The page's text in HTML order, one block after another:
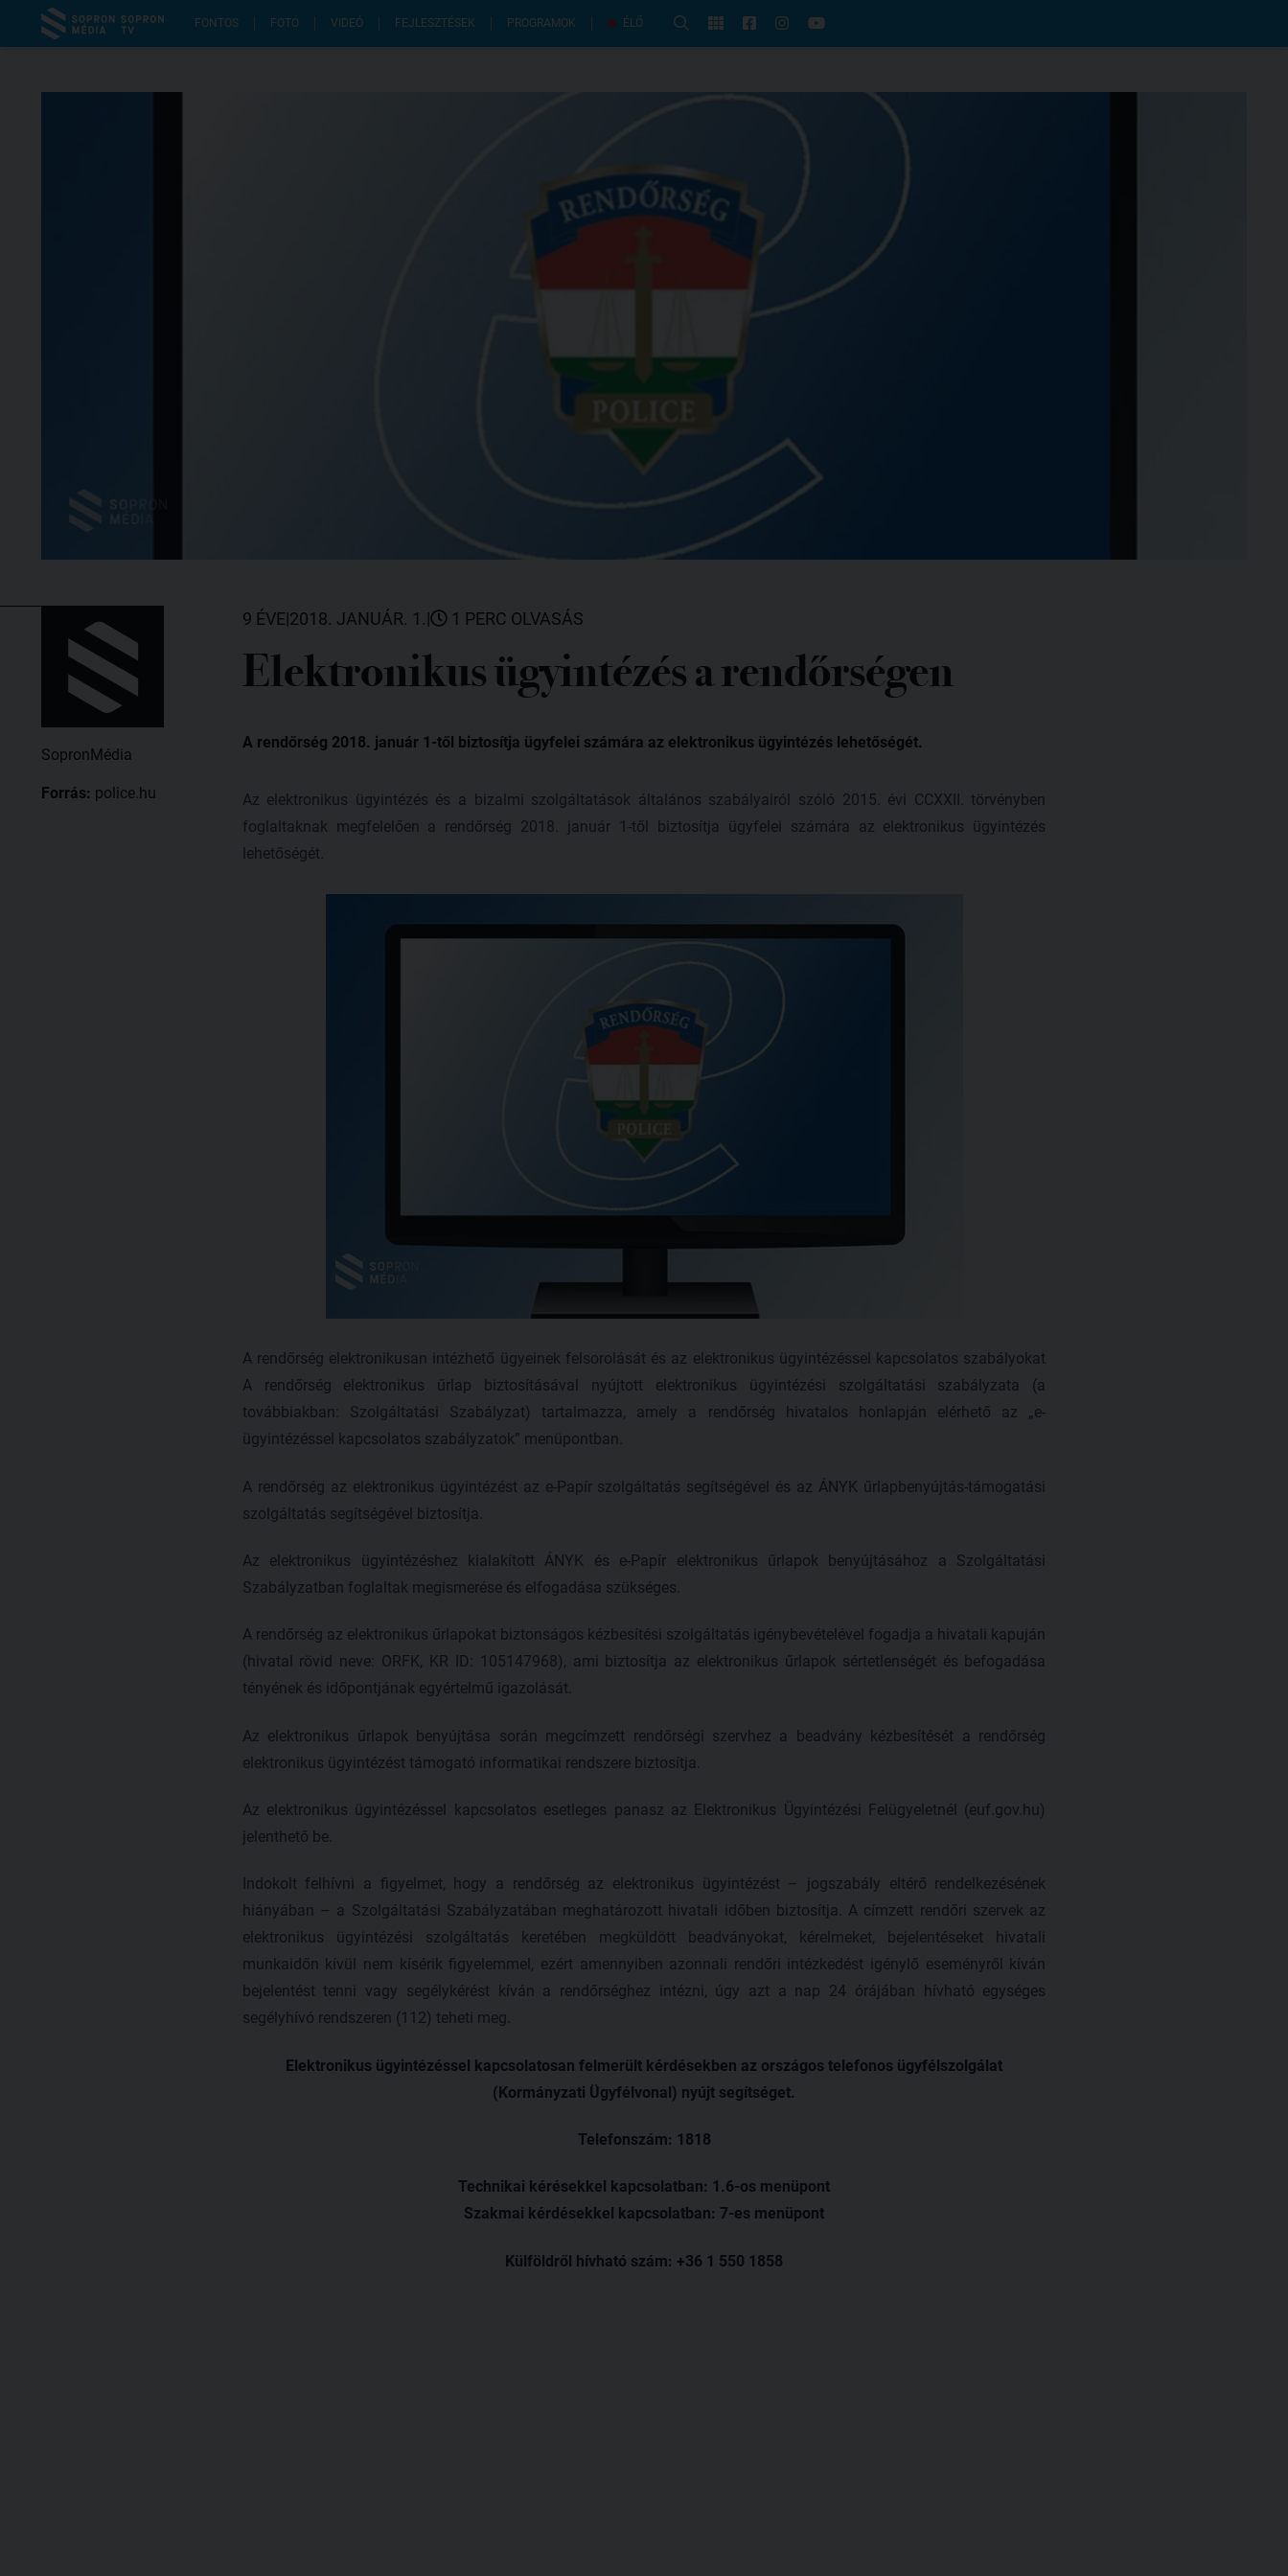
FONTOS FOTÓ VIDEÓ FEJLESZTÉSEK PROGRAMOK ÉLŐ
SopronMédia
Forrás: police.hu
9 ÉVE|2018. JANUÁR. 1.| 1 PERC OLVASÁS
Elektronikus ügyintézés a rendőrségen
A rendőrség 2018. január 1-től biztosítja ügyfelei számára az elektronikus ügyintézés lehetőségét.
Az elektronikus ügyintézés és a bizalmi szolgáltatások általános szabályairól szóló 2015. évi CCXXII. törvényben
foglaltaknak megfelelően a rendőrség 2018. január 1-től biztosítja ügyfelei számára az elektronikus ügyintézés
lehetőségét.
A rendőrség elektronikusan intézhető ügyeinek felsorolását és az elektronikus ügyintézéssel kapcsolatos szabályokat
A rendőrség elektronikus űrlap biztosításával nyújtott elektronikus ügyintézési szolgáltatási szabályzata (a
továbbiakban: Szolgáltatási Szabályzat) tartalmazza, amely a rendőrség hivatalos honlapján elérhető az „e-
ügyintézéssel kapcsolatos szabályzatok” menüpontban.
A rendőrség az elektronikus ügyintézést az e-Papír szolgáltatás segítségével és az ÁNYK űrlapbenyújtás-támogatási
szolgáltatás segítségével biztosítja.
Az elektronikus ügyintézéshez kialakított ÁNYK és e-Papír elektronikus űrlapok benyújtásához a Szolgáltatási
Szabályzatban foglaltak megismerése és elfogadása szükséges.
A rendőrség az elektronikus űrlapokat biztonságos kézbesítési szolgáltatás igénybevételével fogadja a hivatali kapuján
(hivatal rövid neve: ORFK, KR ID: 105147968), ami biztosítja az elektronikus űrlapok sértetlenségét és befogadása
tényének és időpontjának egyértelmű igazolását.
Az elektronikus űrlapok benyújtása során megcímzett rendőrségi szervhez a beadvány kézbesítését a rendőrség
elektronikus ügyintézést támogató informatikai rendszere biztosítja.
Az elektronikus ügyintézéssel kapcsolatos esetleges panasz az Elektronikus Ügyintézési Felügyeletnél (euf.gov.hu)
jelenthető be.
Indokolt felhívni a figyelmet, hogy a rendőrség az elektronikus ügyintézést – jogszabály eltérő rendelkezésének
hiányában – a Szolgáltatási Szabályzatában meghatározott hivatali időben biztosítja. A címzett rendőri szervek az
elektronikus ügyintézési szolgáltatás keretében megküldött beadványokat, kérelmeket, bejelentéseket hivatali
munkaidőn kívül nem kísérik figyelemmel, ezért amennyiben azonnali rendőri intézkedést igénylő eseményről kíván
bejelentést tenni vagy segélykérést kíván a rendőrséghez intézni, úgy azt a nap 24 órájában hívható egységes
segélyhívó rendszeren (112) teheti meg.
Elektronikus ügyintézéssel kapcsolatosan felmerült kérdésekben az országos telefonos ügyfélszolgálat
(Kormányzati Ügyfélvonal) nyújt segítséget.
Telefonszám: 1818
Technikai kérésekkel kapcsolatban: 1.6-os menüpont
Szakmai kérdésekkel kapcsolatban: 7-es menüpont
Külföldről hívható szám: +36 1 550 1858